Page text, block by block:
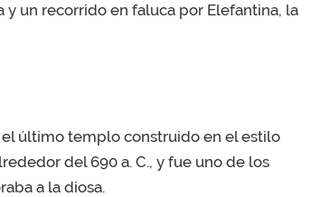
y un recorrido en faluca por Elefantina, la
último templo construido en el estilo
del 690 a. C., y fue uno de los
a la diosa.